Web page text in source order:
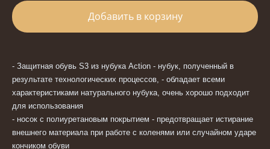
Добавить в корзину
- Защитная обувь S3 из нубука Action - нубук, полученный в
результате технологических процессов, - обладает всеми
характеристиками натурального нубука, очень хорошо подходит
для использования
- носок с полиуретановым покрытием - предотвращает истирание
внешнего материала при работе с коленями или случайном ударе
кончиком обуви